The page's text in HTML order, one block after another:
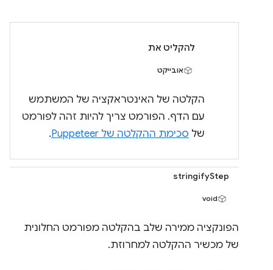
להקליט את
אובייקט
הקלטה של האינטראקציה של המשתמש
עם הדף. הפורמט צריך להיות זהה לפורמט
של סכימת ההקלטה של Puppeteer .
stringifyStep
void
הפונקציה ממירה שלב בהקלטה מפורמט החלונית
של מכשיר ההקלטה למחרוזת.